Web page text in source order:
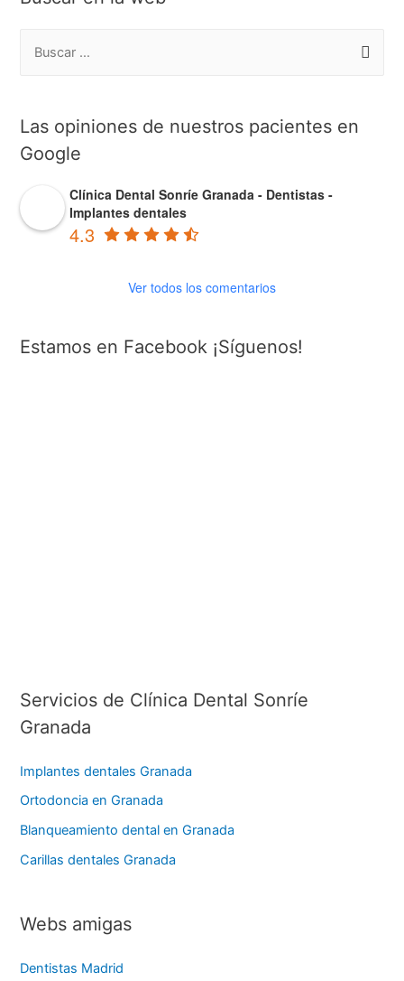
c
a
p
o
Las opiniones de nuestros pacientes en
Google
Clínica Dental Sonríe Granada - Dentistas -
Implantes dentales
4.3
Ver todos los comentarios
Estamos en Facebook ¡Síguenos!
Servicios de Clínica Dental Sonríe
Granada
Implantes dentales Granada
Ortodoncia en Granada
Blanqueamiento dental en Granada
Carillas dentales Granada
Webs amigas
Dentistas Madrid